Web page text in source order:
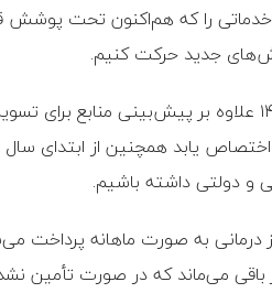
خدماتی را که هم‌اکنون تحت پوشش
جدید حرکت کنیم.
مدیرعامل سازمان بیمه سلامت افزود: در بودجه سال ۱۴۰۵
یابد همچنین از ابتدای سال
و دولتی داشته باشیم.
۶۰ درصد مطالبات مراکز درمانی به صورت
شکل گیرد اما همچنان ۴۰ درصد دیگر باقی می‌ماند که